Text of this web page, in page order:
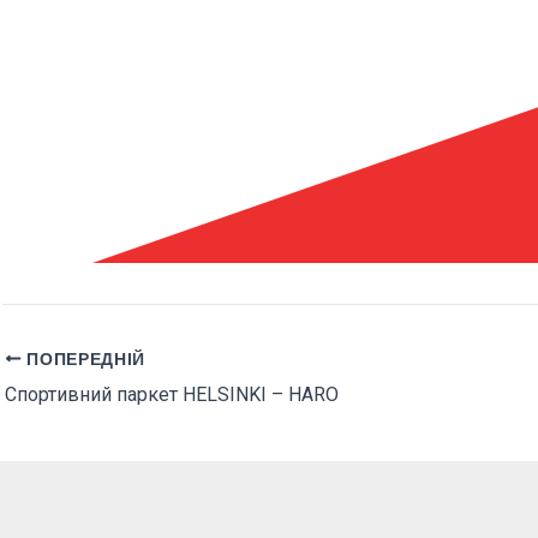
ПОПЕРЕДНІЙ
Спортивний паркет HELSINKI – HARO